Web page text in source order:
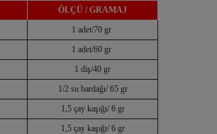
ÖLÇÜ / GRAMAJ
1 adet/70 gr
1 adet/60 gr
1 diş/40 gr
1/2 su bardağı/ 65 gr
1,5 çay kaşığı/ 6 gr
1,5 çay kaşığı/ 6 gr